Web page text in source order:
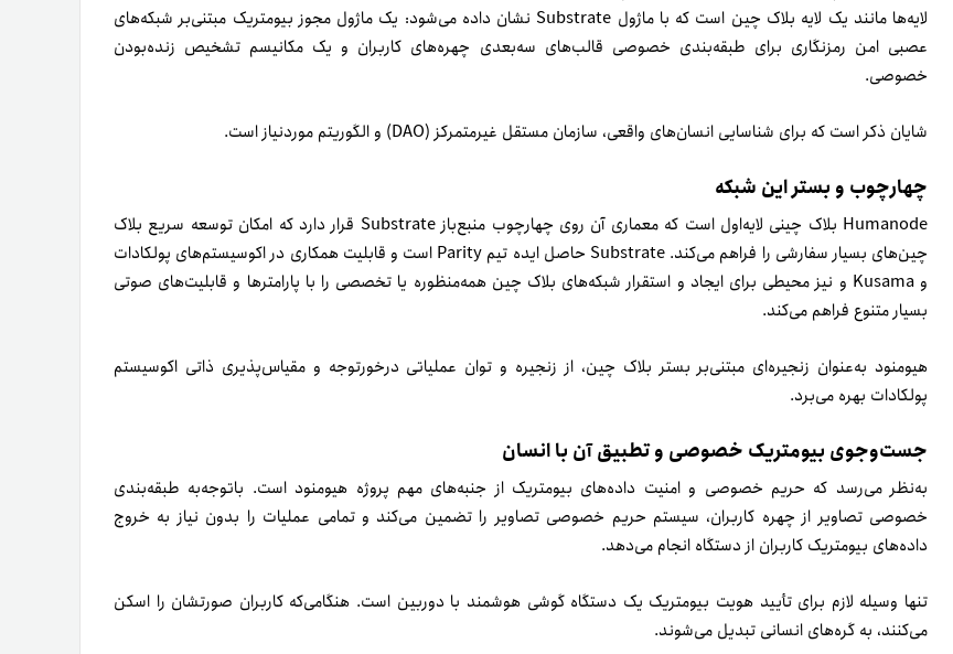
لایه‌ها مانند یک لایه بلاک چین است که با ماژول Substrate نشان داده می‌شود: یک ماژول مجوز بیومتریک مبتنی‌بر شبکه‌های
عصبی امن رمزنگاری برای طبقه‌بندی خصوصی قالب‌های سه‌بعدی چهره‌های کاربران و یک مکانیسم تشخیص زنده‌بودن
خصوصی.
شایان ذکر است که برای شناسایی انسان‌های واقعی، سازمان مستقل غیرمتمرکز (DAO) و الگوریتم موردنیاز است.
چهارچوب و بستر این شبکه
Humanode بلاک چینی لایه‌اول است که معماری آن روی چهارچوب منبع‌باز Substrate قرار دارد که امکان توسعه سریع بلاک
چین‌های بسیار سفارشی را فراهم می‌کند. Substrate حاصل ایده تیم Parity است و قابلیت همکاری در اکوسیستم‌های پولکادات
و Kusama و نیز محیطی برای ایجاد و استقرار شبکه‌های بلاک چین همه‌منظوره یا تخصصی را با پارامترها و قابلیت‌های صوتی
بسیار متنوع فراهم می‌کند.
هیومنود به‌عنوان زنجیره‌ای مبتنی‌بر بستر بلاک چین، از زنجیره و توان عملیاتی درخورتوجه و مقیاس‌پذیری ذاتی اکوسیستم
پولکادات بهره می‌برد.
جست‌وجوی بیومتریک خصوصی و تطبیق آن با انسان
به‌نظر می‌رسد که حریم خصوصی و امنیت داده‌های بیومتریک از جنبه‌های مهم پروژه هیومنود است. با‌توجه‌به طبقه‌بندی
خصوصی تصاویر از چهره کاربران، سیستم حریم خصوصی تصاویر را تضمین می‌کند و تمامی عملیات را بدون نیاز به خروج
داده‌های بیومتریک کاربران از دستگاه انجام می‌دهد.
تنها وسیله‌ لازم برای تأیید هویت بیومتریک یک دستگاه گوشی هوشمند با دوربین است. هنگامی‌که کاربران صورتشان را اسکن
می‌کنند، به گره‌های انسانی تبدیل می‌شوند.